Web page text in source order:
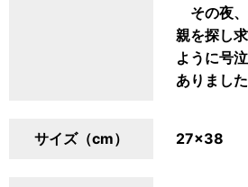
その夜、
親を探し
ように号
ありまし
サイズ（cm） 27×38